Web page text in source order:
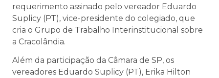
requerimento assinado pelo vereador Eduardo
Suplicy (PT), vice-presidente do colegiado, que
cria o Grupo de Trabalho Interinstitucional sobre
a Cracolândia.
Além da participação da Câmara de SP, os
vereadores Eduardo Suplicy (PT), Erika Hilton